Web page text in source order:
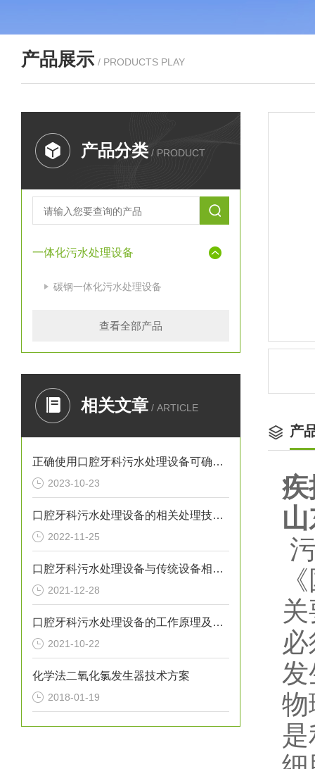
产品展示 / PRODUCTS PLAY
产品分类 / PRODUCT
一体化污水处理设备
碳钢一体化污水处理设备
查看全部产品
相关文章 / ARTICLE
正确使用口腔牙科污水处理设备可确保处理效果
2023-10-23
口腔牙科污水处理设备的相关处理技术介绍
2022-11-25
口腔牙科污水处理设备与传统设备相比的优势介绍
2021-12-28
口腔牙科污水处理设备的工作原理及出故障时需采取的措施介绍
2021-10-22
化学法二氧化氯发生器技术方案
2018-01-19
产
疾
物